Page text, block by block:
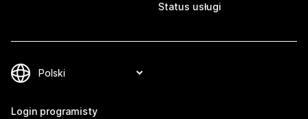
Status usługi
Login programisty